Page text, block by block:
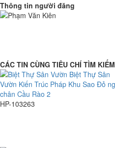
Thông tin người đăng
CÁC TIN CÙNG TIÊU CHÍ TÌM KIẾM
HP-103263